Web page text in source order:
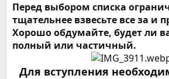
Перед выбором списка
тщательнее взвесьте все за и
Хорошо обдумайте, будет ли
полный или частичный.
Для вступления